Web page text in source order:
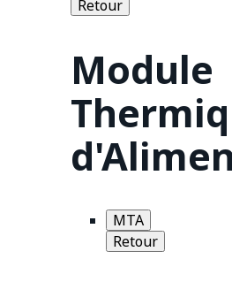
Retour
Module
MTA
Retour